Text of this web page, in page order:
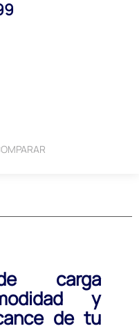
carga
y
de tu